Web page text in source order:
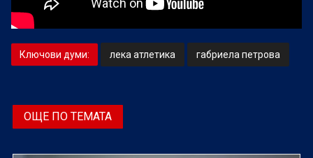
Ключови думи: лека атлетика габриела петрова
ОЩЕ ПО ТЕМАТА